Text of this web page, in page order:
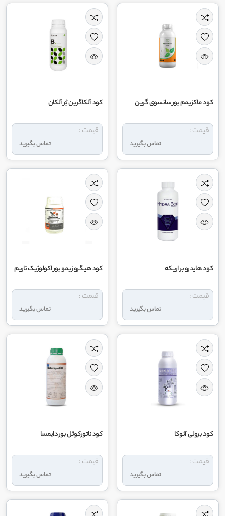
کود ماکزیمم بور سانسوی گرین
تماس بگیرید
قیمت :
کود آلکاگرین بُر آلکان
تماس بگیرید
قیمت :
کود هایدرو بر اریکه
تماس بگیرید
قیمت :
کود هیگرو زیمو بور اکولوژیک تاریم
تماس بگیرید
قیمت :
کود برولی آنوکا
تماس بگیرید
قیمت :
کود ناتورکوئل بور دایمسا
تماس بگیرید
قیمت :